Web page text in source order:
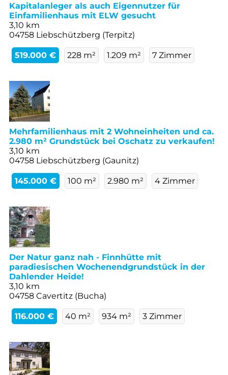
Kapitalanleger als auch Eigennutzer für
Einfamilienhaus mit ELW gesucht
3,10 km
04758 Liebschützberg (Terpitz)
519.000 € 228 m² 1.209 m² 7 Zimmer
Mehrfamilienhaus mit 2 Wohneinheiten und ca.
2.980 m² Grundstück bei Oschatz zu verkaufen!
3,10 km
04758 Liebschützberg (Gaunitz)
145.000 € 100 m² 2.980 m² 4 Zimmer
Der Natur ganz nah - Finnhütte mit
paradiesischen Wochenendgrundstück in der
Dahlender Heide!
3,10 km
04758 Cavertitz (Bucha)
116.000 € 40 m² 934 m² 3 Zimmer